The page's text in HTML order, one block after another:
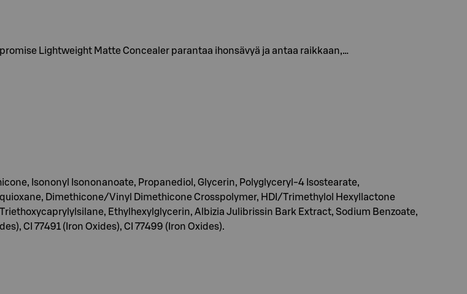
Lightweight Matte Concealer parantaa ihonsävyä ja antaa raikkaan,…
Isononyl Isononanoate, Propanediol, Glycerin, Polyglyceryl-4 Isostearate,
Dimethicone/Vinyl Dimethicone Crosspolymer, HDI/Trimethylol Hexyllactone
Ethylhexylglycerin, Albizia Julibrissin Bark Extract, Sodium Benzoate,
CI 77491 (Iron Oxides), CI 77499 (Iron Oxides).